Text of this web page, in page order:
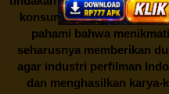
konsumen, bijaklah dalam
pahami bahwa
seharusnya memberikan
agar industri perfilman
dan menghasilkan